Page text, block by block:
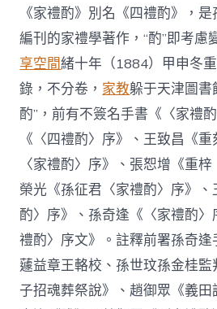
《家禮酌》別名《四禮酌》，
編刊的家禮學著作，“酌”即考慮
享空間緒十年（1884）甲申冬
錄，不分卷， 家教躲于天津圖書
酌”，前有不簽名手書《〈家禮
《〈四禮酌〉序》、王致昌《
〈家禮酌〉序》、張恕增《重
榮光《孫征君〈家禮酌〉序》
酌〉序》、孫奇逢《〈家禮酌
禮酌〉序文》。註釋前署孫奇逢
蘧益章王輅校、孫世玟孫金桂
子招魂葬祭說》、趙御眾《義